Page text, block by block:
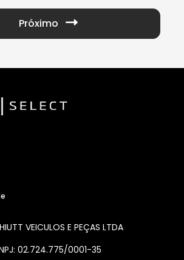
Próximo
VEICULOS E PEÇAS LTDA
02.724.775/0001-35